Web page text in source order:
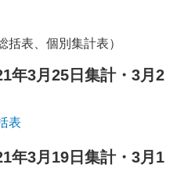
括表、個別集計表）
年3月25日集計・3月2
表
年3月19日集計・3月1